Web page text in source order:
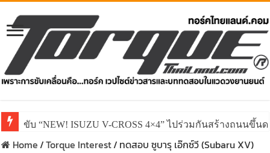
ขับ “NEW! ISUZU V-CROSS 4×4” ไปร่วมกันสร้างถนนขึ้
Home/Torque Interest/ ทดสอบ ซูบารุ เอ๊กซ์วี (Subaru XV)